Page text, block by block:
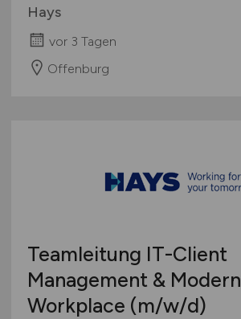
Hays
vor 3 Tagen
Offenburg
Teamleitung IT-Client
Management & Modern
Workplace (m/w/d)